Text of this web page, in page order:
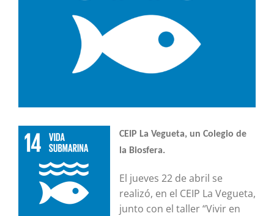
CEIP La Vegueta, un Colegio de
la Biosfera.
El jueves 22 de abril se
realizó, en el CEIP La Vegueta,
junto con el taller “Vivir en